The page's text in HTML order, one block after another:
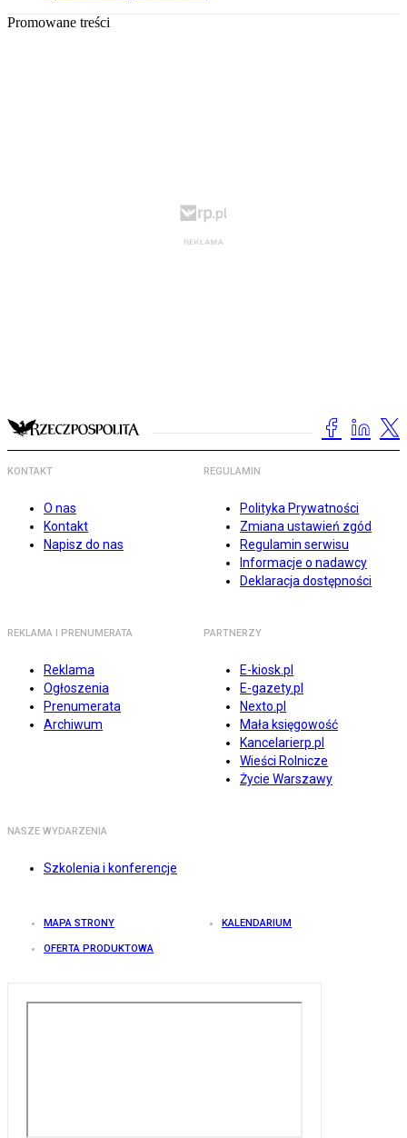
Promowane treści
KONTAKT
O nas
Kontakt
Napisz do nas
REGULAMIN
Polityka Prywatności
Zmiana ustawień zgód
Regulamin serwisu
Informacje o nadawcy
Deklaracja dostępności
REKLAMA I PRENUMERATA
Reklama
Ogłoszenia
Prenumerata
Archiwum
PARTNERZY
E-kiosk.pl
E-gazety.pl
Nexto.pl
Mała księgowość
Kancelarierp.pl
Wieści Rolnicze
Życie Warszawy
NASZE WYDARZENIA
Szkolenia i konferencje
MAPA STRONY KALENDARIUM
OFERTA PRODUKTOWA